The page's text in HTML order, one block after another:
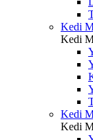
Kedi
Kedi
Kedi
Kedi